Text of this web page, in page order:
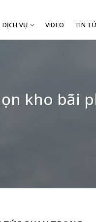
DỊCH VỤ VIDEO TIN
kho bãi